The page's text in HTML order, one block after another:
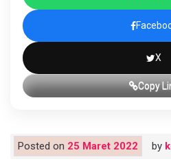
X
Copy
Posted on 25 Maret 2022 by